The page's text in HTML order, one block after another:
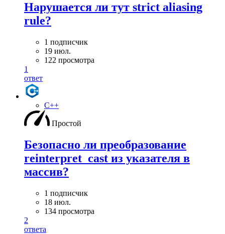
Нарушается ли тут strict aliasing
rule?
1 подписчик
19 июл.
122 просмотра
1
ответ
C++
Простой
Безопасно ли преобразование
reinterpret_cast из указателя в
массив?
1 подписчик
18 июл.
134 просмотра
2
ответа